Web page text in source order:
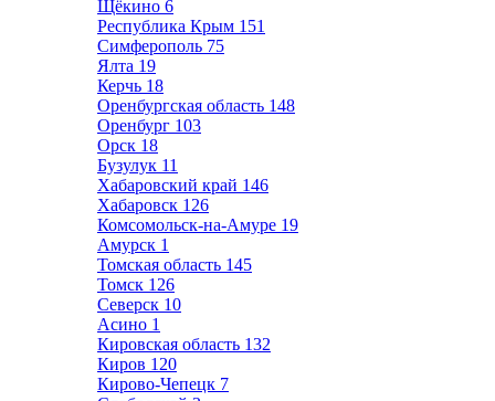
Щёкино 6
Республика Крым 151
Симферополь 75
Ялта 19
Керчь 18
Оренбургская область 148
Оренбург 103
Орск 18
Бузулук 11
Хабаровский край 146
Хабаровск 126
Комсомольск-на-Амуре 19
Амурск 1
Томская область 145
Томск 126
Северск 10
Асино 1
Кировская область 132
Киров 120
Кирово-Чепецк 7